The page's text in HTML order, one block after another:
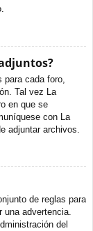
para cada foro,
Tal vez La
en que se
con La
adjuntar archivos.
de reglas para
una advertencia.
del